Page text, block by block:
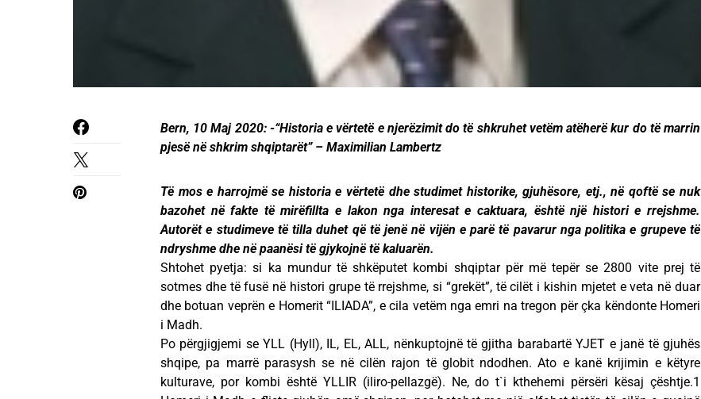
Bern, 10 Maj 2020: -“Historia e vërtetë e njerëzimit do të shkruhet vetëm atëherë kur do të marrin
pjesë në shkrim shqiptarët” – Maximilian Lambertz
Të mos e harrojmë se historia e vërtetë dhe studimet historike, gjuhësore, etj., në qoftë se nuk
bazohet në fakte të mirëfillta e lakon nga interesat e caktuara, është një histori e rrejshme.
Autorët e studimeve të tilla duhet që të jenë në vijën e parë të pavarur nga politika e grupeve të
ndryshme dhe në paanësi të gjykojnë të kaluarën.
Shtohet pyetja: si ka mundur të shkëputet kombi shqiptar për më tepër se 2800 vite prej të
sotmes dhe të fusë në histori grupe të rrejshme, si “grekët”, të cilët i kishin mjetet e veta në duar
dhe botuan veprën e Homerit “ILIADA”, e cila vetëm nga emri na tregon për çka këndonte Homeri
i Madh.
Po përgjigjemi se YLL (Hyll), IL, EL, ALL, nënkuptojnë të gjitha barabartë YJET e janë të gjuhës
shqipe, pa marrë parasysh se në cilën rajon të globit ndodhen. Ato e kanë krijimin e këtyre
kulturave, por kombi është YLLIR (iliro-pellazgë). Ne, do t`i kthehemi përsëri kësaj çështje.1